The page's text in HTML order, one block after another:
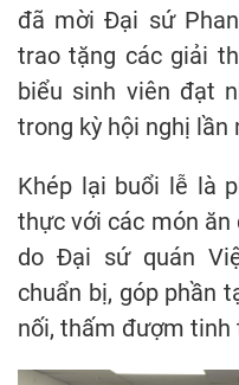
đã mời Đại sứ
trao tặng các giải
biểu sinh viên đạt
trong kỳ hội nghị lần
Khép lại buổi lễ là
thực với các món
do Đại sứ quán
chuẩn bị, góp phần
nối, thấm đượm tinh